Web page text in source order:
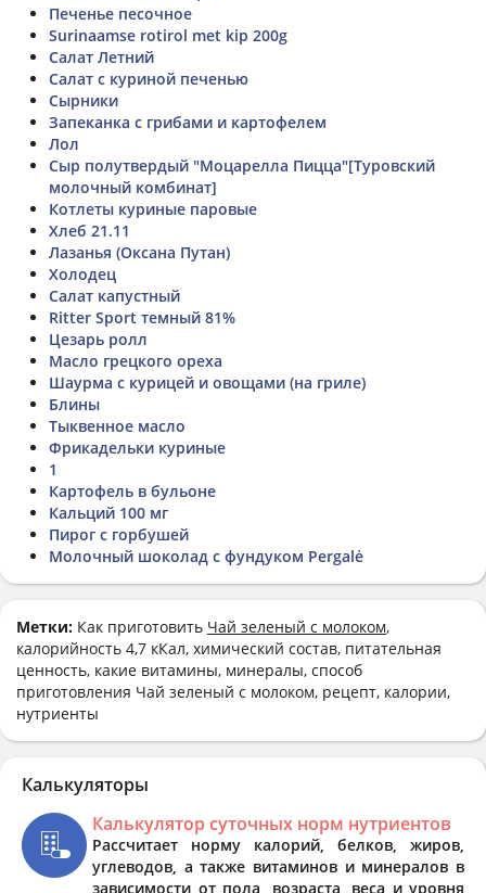
Печенье песочное
Surinaamse rotirol met kip 200g
Салат Летний
Салат с куриной печенью
Сырники
Запеканка с грибами и картофелем
Лол
Сыр полутвердый "Моцарелла Пицца"[Туровский
молочный комбинат]
Котлеты куриные паровые
Хлеб 21.11
Лазанья (Оксана Путан)
Холодец
Салат капустный
Ritter Sport темный 81%
Цезарь ролл
Масло грецкого ореха
Шаурма с курицей и овощами (на гриле)
Блины
Тыквенное масло
Фрикадельки куриные
1
Картофель в бульоне
Кальций 100 мг
Пирог с горбушей
Молочный шоколад с фундуком Pergalė
Метки: Как приготовить Чай зеленый с молоком,
калорийность 4,7 кКал, химический состав, питательная
ценность, какие витамины, минералы, способ
приготовления Чай зеленый с молоком, рецепт, калории,
нутриенты
Калькуляторы
Калькулятор суточных норм нутриентов
Рассчитает норму калорий, белков, жиров,
углеводов, а также витаминов и минералов в
зависимости от пола, возраста, веса и уровня